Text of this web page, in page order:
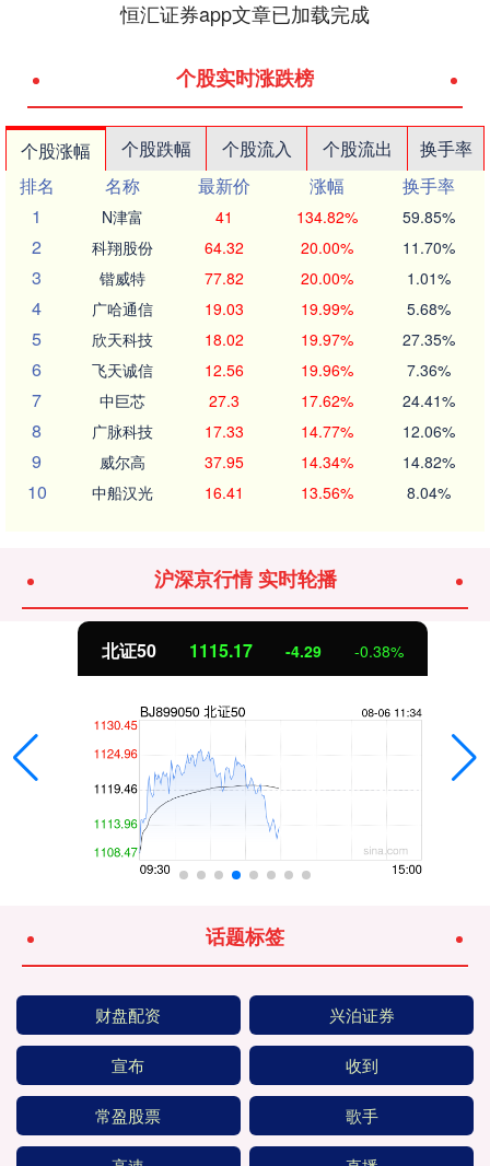
恒汇证券app文章已加载完成
个股实时涨跌榜
个股涨幅 个股跌幅 个股流入 个股流出
换手率
排名
名称 最新价 涨幅
换手率
1
N津富 41 134.82% 59.85%
2 科翔股份 64.32 20.00% 11.70%
3 锴威特 77.82 20.00% 1.01%
4 广哈通信 19.03 19.99% 5.68%
5 欣天科技 18.02 19.97% 27.35%
6 飞天诚信 12.56 19.96% 7.36%
7 中巨芯 27.3 17.62% 24.41%
8 广脉科技 17.33 14.77% 12.06%
9 威尔高 37.95 14.34% 14.82%
10 中船汉光 16.41 13.56% 8.04%
沪深京行情 实时轮播
北证50 1115.17 -4.29 -0.38%
话题标签
财盘配资 兴泊证券
宣布 收到
常盈股票 歌手